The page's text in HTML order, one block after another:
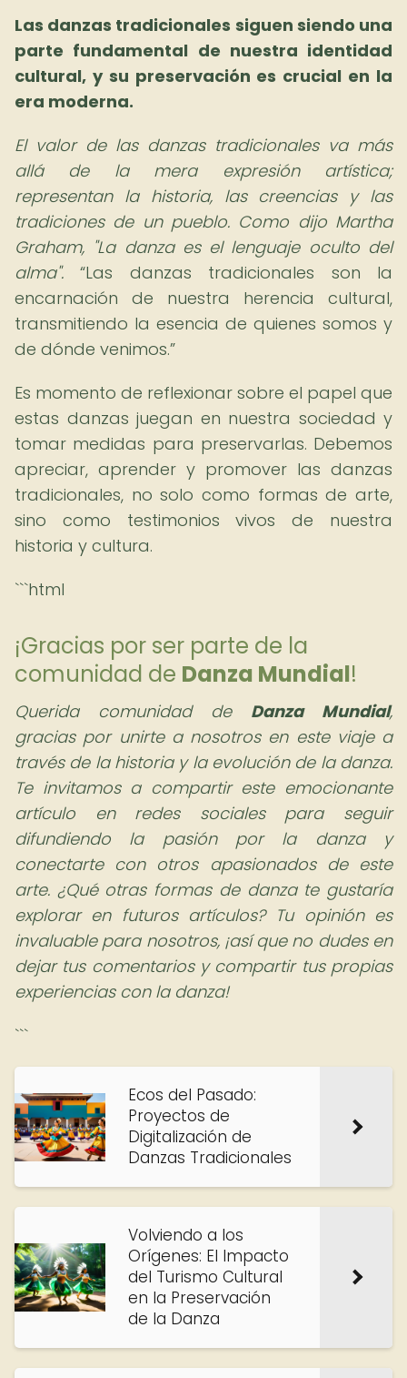
Las danzas tradicionales siguen siendo una
parte fundamental de nuestra identidad
cultural, y su preservación es crucial en la
era moderna.
El valor de las danzas tradicionales va más
allá de la mera expresión artística;
representan la historia, las creencias y las
tradiciones de un pueblo. Como dijo Martha
Graham, "La danza es el lenguaje oculto del
alma".
Las danzas tradicionales son la
encarnación de nuestra herencia cultural,
transmitiendo la esencia de quienes somos y
de dónde venimos.
Es momento de reflexionar sobre el papel que
estas danzas juegan en nuestra sociedad y
tomar medidas para preservarlas. Debemos
apreciar, aprender y promover las danzas
tradicionales, no solo como formas de arte,
sino como testimonios vivos de nuestra
historia y cultura.
```html
¡Gracias por ser parte de la
comunidad de Danza Mundial!
Querida comunidad de Danza Mundial,
gracias por unirte a nosotros en este viaje a
través de la historia y la evolución de la danza.
Te invitamos a compartir este emocionante
artículo en redes sociales para seguir
difundiendo la pasión por la danza y
conectarte con otros apasionados de este
arte. ¿Qué otras formas de danza te gustaría
explorar en futuros artículos? Tu opinión es
invaluable para nosotros, ¡así que no dudes en
dejar tus comentarios y compartir tus propias
experiencias con la danza!
```
Ecos del Pasado:
Proyectos de
Digitalización de
Danzas Tradicionales
Volviendo a los
Orígenes: El Impacto
del Turismo Cultural
en la Preservación
de la Danza